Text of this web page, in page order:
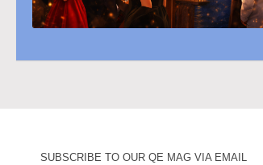
SUBSCRIBE TO OUR QE MAG VIA EMAIL